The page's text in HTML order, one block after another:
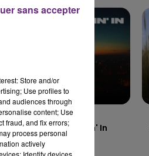
14h00 - 15h00
LA RADIO POP
CYRIL
Stumblin' In
Store and/or
Use profiles to
audiences through
content; Use
fraud, and fix errors;
process personal
actively
Identify devices
sans accepter